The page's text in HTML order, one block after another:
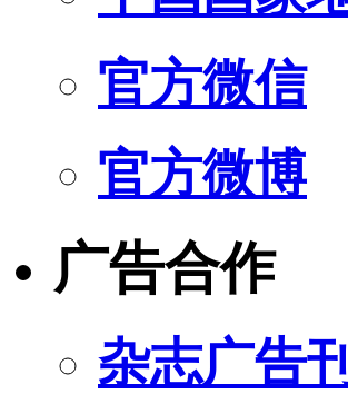
官方微信
官方微博
广告合作
杂志广告